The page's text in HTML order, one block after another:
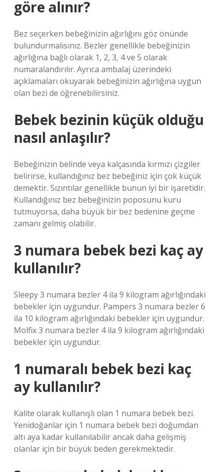
göre alınır?
Bez seçerken bebeğinizin ağırlığını göz önünde
bulundurmalısınız. Bezler genellikle bebeğinizin
ağırlığına bağlı olarak 1, 2, 3, 4 ve 5 olarak
numaralandırılır. Ayrıca ambalaj üzerindeki
açıklamaları okuyarak bebeğinizin ağırlığına uygun
olan bezi de öğrenebilirsiniz.
Bebek bezinin küçük olduğu
nasıl anlaşılır?
Bebeğinizin belinde veya kalçasında kırmızı çizgiler
belirirse, kullandığınız bez bebeğiniz için çok küçük
demektir. Sızıntılar genellikle bunun iyi bir işaretidir.
Kullandığınız bez bebeğinizin poposunu kuru
tutmuyorsa, daha büyük bir bez bedenine geçme
zamanı gelmiş olabilir.
3 numara bebek bezi kaç ay
kullanılır?
Sleepy 3 numara bezler 4 ila 9 kilogram ağırlığındaki
bebekler için uygundur. Pampers 3 numara bezler 6
ila 10 kilogram ağırlığındaki bebekler için uygundur.
Molfix 3 numara bezler 4 ila 9 kilogram ağırlığındaki
bebekler için uygundur.
1 numaralı bebek bezi kaç
ay kullanılır?
Kalite olarak kullanışlı olan 1 numara bebek bezi.
Yenidoğanlar için 1 numara bebek bezi doğumdan
altı aya kadar kullanılabilir ancak daha gelişmiş
olanlar için bir büyük beden gerekmektedir.